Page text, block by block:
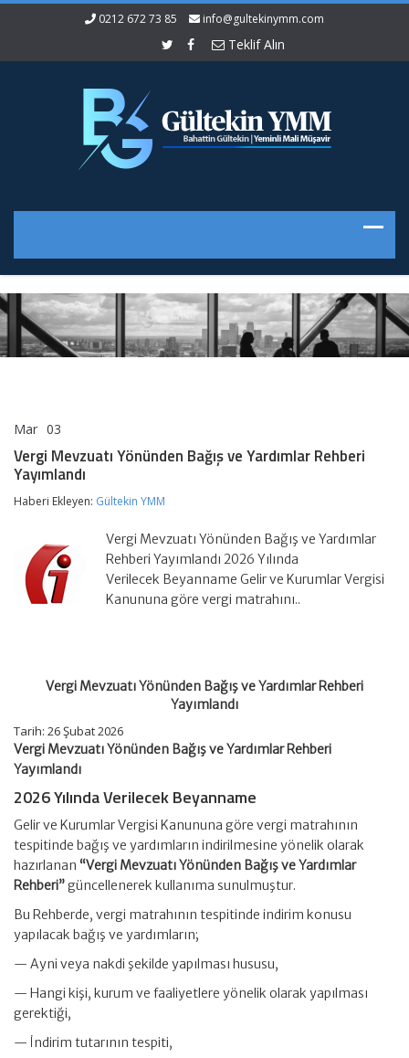
0212 672 73 85 info@gultekinymm.com
Teklif Alın
Mar 03
Yönünden
Bağış
Yardımlar
Yayımlandı
Vergi Mevzuatı Yönünden Bağış ve Yardımlar Rehberi
Yayımlandı
Haberi Ekleyen: Gültekin YMM
Vergi Mevzuatı Yönünden Bağış ve Yardımlar
Rehberi Yayımlandı 2026 Yılında
Verilecek Beyanname Gelir ve Kurumlar Vergisi
Kanununa göre vergi matrahını..
Vergi Mevzuatı Yönünden Bağış ve Yardımlar Rehberi
Yayımlandı
Tarih: 26 Şubat 2026
Vergi Mevzuatı Yönünden Bağış ve Yardımlar Rehberi
Yayımlandı
2026 Yılında VerilecekBeyanname
Gelir ve Kurumlar Vergisi Kanununa göre vergi matrahının
tespitinde bağış ve yardımların indirilmesine yönelik olarak
hazırlanan “Vergi Mevzuatı Yönünden Bağış ve Yardımlar
Rehberi”güncellenerek kullanıma sunulmuştur.
Bu Rehberde, vergi matrahının tespitinde indirim konusu
yapılacak bağış ve yardımların;
— Ayni veya nakdi şekilde yapılması hususu,
— Hangi kişi, kurum ve faaliyetlere yönelik olarak yapılması
gerektiği,
— İndirim tutarının tespiti,